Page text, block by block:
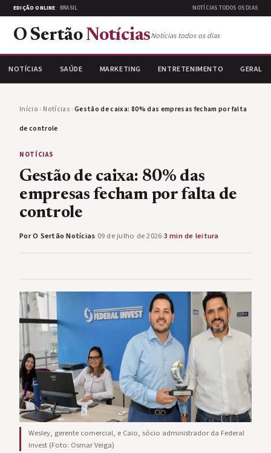
EDIÇÃO ONLINE · BRASIL NOTÍCIAS TODOS OS DIAS
O Sertão NotíciasNotícias todos os dias
NOTÍCIAS SAÚDE MARKETING ENTRETENIMENTO GERAL
Início › Notícias›Gestão de caixa: 80% das empresas fecham por falta
de controle
NOTÍCIAS
Gestão de caixa: 80% das
empresas fecham por falta de
controle
Por O Sertão Notícias·09 de julho de 2026·3 min de leitura
Wesley, gerente comercial, e Caio, sócio administrador da Federal
Invest (Foto: Osmar Veiga)